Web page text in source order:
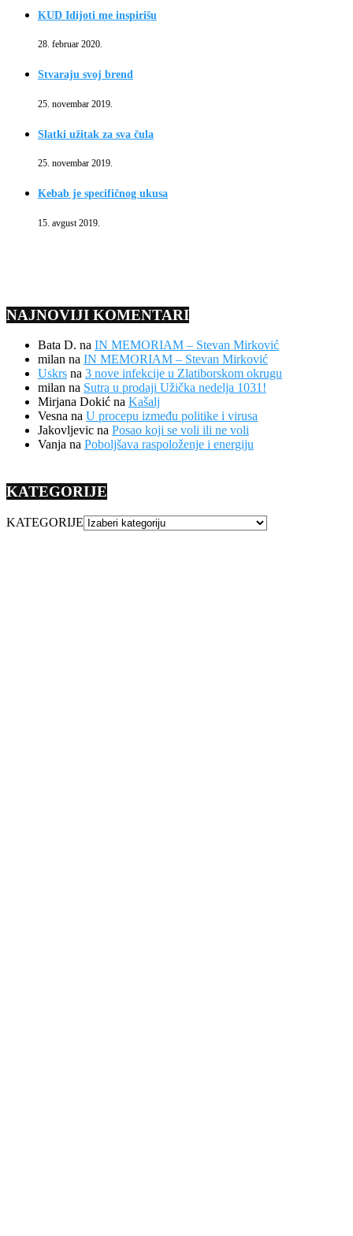
KUD Idijoti me inspirišu
28. februar 2020.
Stvaraju svoj brend
25. novembar 2019.
Slatki užitak za sva čula
25. novembar 2019.
Kebab je specifičnog ukusa
15. avgust 2019.
NAJNOVIJI KOMENTARI
Bata D. na IN MEMORIAM – Stevan Mirković
milan na IN MEMORIAM – Stevan Mirković
Uskrs na 3 nove infekcije u Zlatiborskom okrugu
milan na Sutra u prodaji Užička nedelja 1031!
Mirjana Dokić na Kašalj
Vesna na U procepu između politike i virusa
Jakovljevic na Posao koji se voli ili ne voli
Vanja na Poboljšava raspoloženje i energiju
KATEGORIJE
KATEGORIJE